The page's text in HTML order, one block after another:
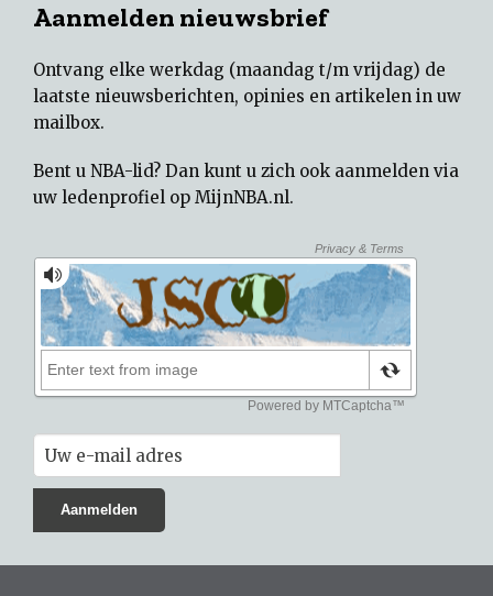
Aanmelden nieuwsbrief
Ontvang elke werkdag (maandag t/m vrijdag) de
laatste nieuwsberichten, opinies en artikelen in uw
mailbox.
Bent u NBA-lid? Dan kunt u zich ook aanmelden via
uw ledenprofiel op MijnNBA.nl.